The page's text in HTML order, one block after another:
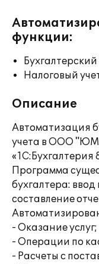
функции:
Бухгалтерский
Налоговый
Описание
Автоматизация
учета в ООО
«1С:Бухгалтерия
Программа
бухгалтера:
составление
- Оказание услуг;
- Операции по
- Расчеты с